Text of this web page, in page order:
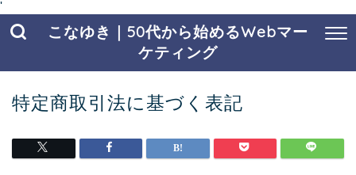
'
こなゆき｜50代から始めるWebマー
ケティング
特定商取引法に基づく表記